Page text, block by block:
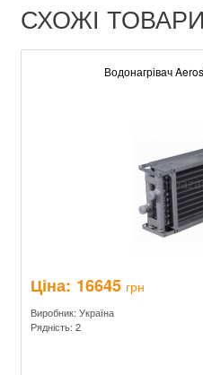
СХОЖІ ТОВАРИ
Водонагрівач
Ціна: 16645 грн
Виробник: Україна
Рядність: 2